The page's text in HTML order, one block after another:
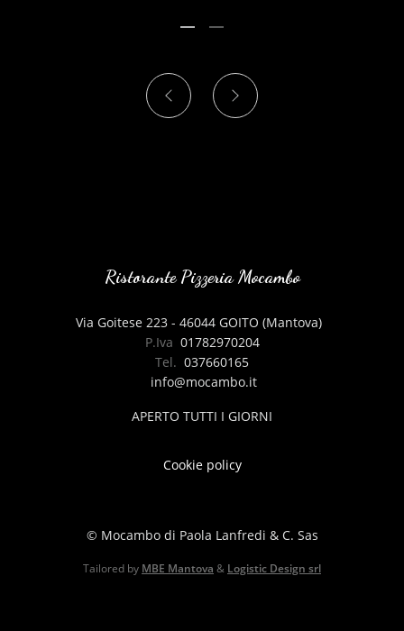
Ristorante Pizzeria Mocambo
Via Goitese 223 - 46044 GOITO (Mantova)
P.Iva 01782970204
Tel. 037660165
info@mocambo.it
APERTO TUTTI I GIORNI
Cookie policy
© Mocambo di Paola Lanfredi & C. Sas
Tailored by MBE Mantova & Logistic Design srl